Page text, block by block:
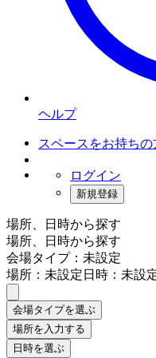
ヘルプ
スペースをお持ちの
ログイン
新規登録
場所、日時から探す
場所、日時から探す
会場タイプ：未設定
場所：未設定日時：未設
会場タイプを選ぶ
場所を入力する
日時を選ぶ